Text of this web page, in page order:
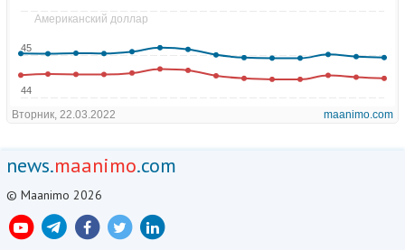
news.maanimo.com
© Maanimo 2026